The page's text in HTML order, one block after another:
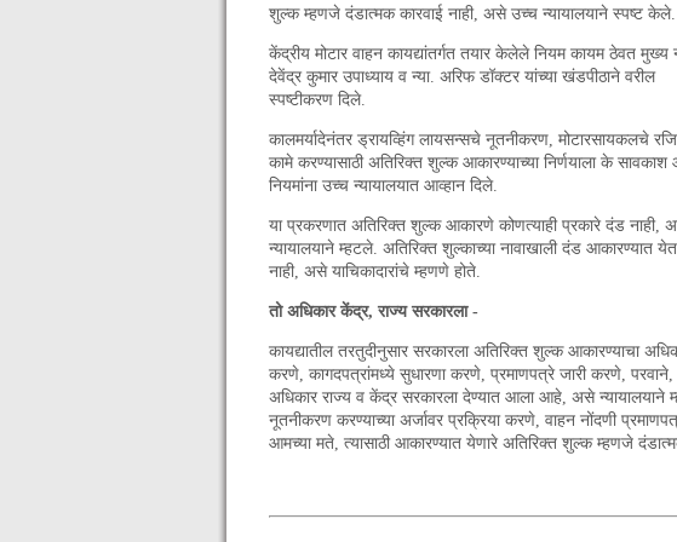
शुल्क म्हणजे दंडात्मक कारवाई नाही, असे उच्च न्यायालयाने स्पष्ट केले.
केंद्रीय मोटार वाहन कायद्यांतर्गत तयार केलेले नियम कायम ठेवत मुख्य
देवेंद्र कुमार उपाध्याय व न्या. अरिफ डॉक्टर यांच्या खंडपीठाने वरील
स्पष्टीकरण दिले.
कालमर्यादेनंतर ड्रायव्हिंग लायसन्सचे नूतनीकरण, मोटारसायकलचे
कामे करण्यासाठी अतिरिक्त शुल्क आकारण्याच्या निर्णयाला के
नियमांना उच्च न्यायालयात आव्हान दिले.
या प्रकरणात अतिरिक्त शुल्क आकारणे कोणत्याही प्रकारे दंड नाही,
न्यायालयाने म्हटले. अतिरिक्त शुल्काच्या नावाखाली दंड आकारण्यात
नाही, असे याचिकादारांचे म्हणणे होते.
तो अधिकार केंद्र, राज्य सरकारला -
कायद्यातील तरतुदीनुसार सरकारला अतिरिक्त शुल्क आकारण्याचा
करणे, कागदपत्रांमध्ये सुधारणा करणे, प्रमाणपत्रे जारी करणे, परवाने,
अधिकार राज्य व केंद्र सरकारला देण्यात आला आहे, असे न्यायालयाने
नूतनीकरण करण्याच्या अर्जावर प्रक्रिया करणे, वाहन नोंदणी
आमच्या मते, त्यासाठी आकारण्यात येणारे अतिरिक्त शुल्क म्हणजे